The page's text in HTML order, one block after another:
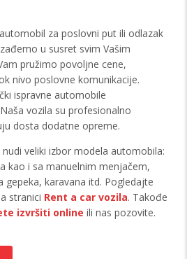
za poslovni put ili odlazak
u susret svim Vašim
pružimo povoljne cene,
nivo poslovne komunikacije.
ispravne automobile
vozila su profesionalno
dosta dodatne opreme.
veliki izbor modela automobila:
kao i sa manuelnim menjačem,
gepeka, karavana itd. Pogledajte
stranici Rent a car vozila. Takođe
izvršiti online ili nas pozovite.